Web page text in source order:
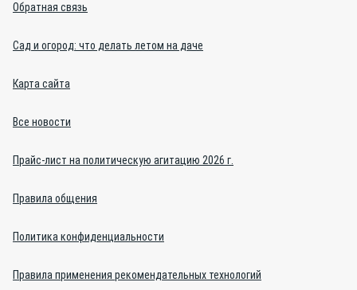
Обратная связь
Сад и огород: что делать летом на даче
Карта сайта
Все новости
Прайс-лист на политическую агитацию 2026 г.
Правила общения
Политика конфиденциальности
Правила применения рекомендательных технологий